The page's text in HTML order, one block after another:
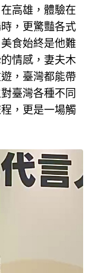
高雄，體驗在
，更驚豔各式
食始終是他難
情感，妻夫木
，臺灣都能帶
臺灣各種不同
，更是一場觸